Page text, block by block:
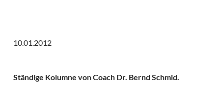
10.01.2012
Ständige Kolumne von Coach Dr. Bernd Schmid.